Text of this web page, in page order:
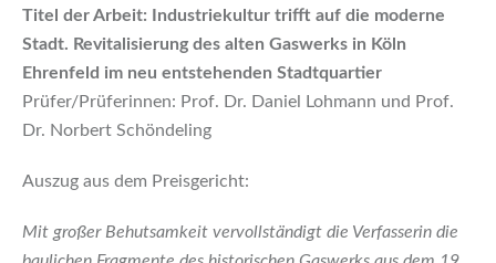
Titel der Arbeit: Industriekultur trifft auf die moderne
Stadt. Revitalisierung des alten Gaswerks in Köln
Ehrenfeld im neu entstehenden Stadtquartier
Prüfer/Prüferinnen: Prof. Dr. Daniel Lohmann und Prof.
Dr. Norbert Schöndeling
Auszug aus dem Preisgericht:
Mit großer Behutsamkeit vervollständigt die Verfasserin die